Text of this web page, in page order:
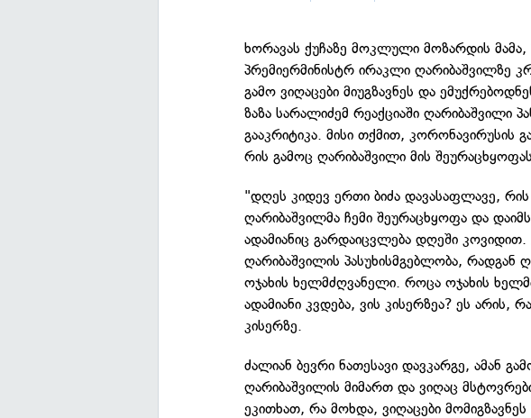
ხორავას ქუჩაზე მოკლული მოზარდის
პრემიერმინისტრ ირაკლი ღარიბაშვილზე
გამო ვიღაცები მიუგზავნეს და
ზაზა სარალიძემ რეაქციაში ღარიბაშვილი
გააკრიტიკა. მისი თქმით, კორონავირუსის
რის გამოც ღარიბაშვილი მის
"დღეს კიდევ ერთი ბიძა დავასაფლავე, რის
ღარიბაშვილმა ჩემი შეურაცხყოფა და
ადამიანიც გარდაიცვლება დღეში კოვიდით.
ღარიბაშვილის პასუხისმგებლობა, რადგან
ოჯახის ხელმძღვანელი. როცა ოჯახის
ადამიანი კვდება, ვის კისერზეა? ეს არის,
კისერზე.
ძალიან ბევრი ნათესავი დავკარგე, ამან
ღარიბაშვილის მიმართ და ვიღაც
ეკითხათ, რა მოხდა, ვიღაცები